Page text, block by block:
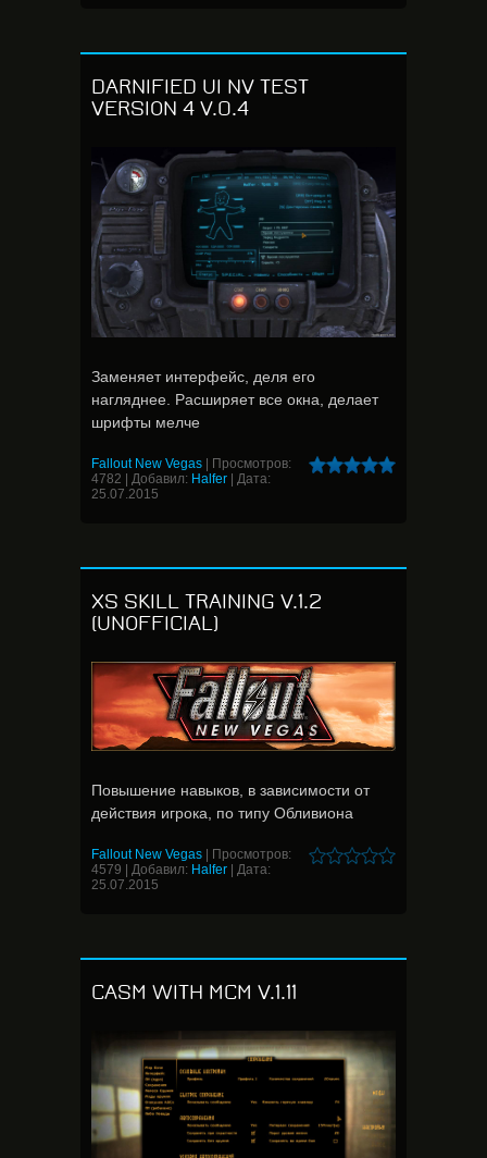
DARNIFIED UI NV TEST
VERSION 4 V.0.4
Заменяет интерфейс, деля его
нагляднее. Расширяет все окна, делает
шрифты мелче
Fallout New Vegas
Просмотров:
4782
Добавил: Halfer
Дата:
25.07.2015
XS SKILL TRAINING V.1.2
(UNOFFICIAL)
Повышение навыков, в зависимости от
действия игрока, по типу Обливиона
Fallout New Vegas | Просмотров:
4579 | Добавил: Halfer | Дата:
25.07.2015
CASM WITH MCM V.1.11